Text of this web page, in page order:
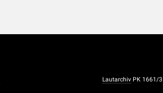
Lautarchiv PK 1661/3